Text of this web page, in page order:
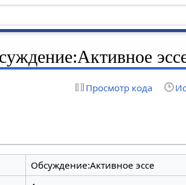
Просмотр кода
Обсуждение:Активное эссе